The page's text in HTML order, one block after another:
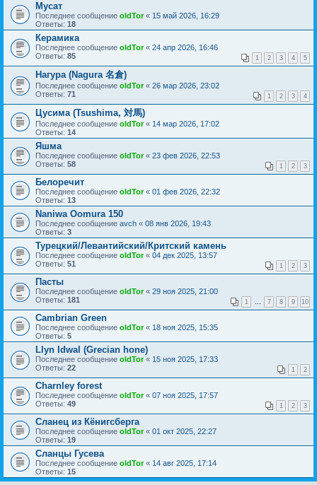
Мусат
Последнее сообщение oldTor« 15 май 2026, 16:29
Ответы: 18
Керамика
Последнее сообщение oldTor« 24 апр 2026, 16:46
Ответы: 85 1 2 3 4 5
Нагура (Nagura 名倉)
Последнее сообщение oldTor« 26 мар 2026, 23:02
Ответы: 71 1 2 3 4
Цусима (Tsushima, 対馬)
Последнее сообщение oldTor« 14 мар 2026, 17:02
Ответы: 14
Яшма
Последнее сообщение oldTor« 23 фев 2026, 22:53
Ответы: 58 1 2 3
Белоречит
Последнее сообщение oldTor« 01 фев 2026, 22:32
Ответы: 13
Naniwa Oomura 150
Последнее сообщение avch « 08 янв 2026, 19:43
Ответы: 3
Турецкий/Левантийский/Критский камень
Последнее сообщение oldTor« 04 дек 2025, 13:57
Ответы: 51 1 2 3
Пасты
Последнее сообщение oldTor« 29 ноя 2025, 21:00
Ответы: 181 1 … 7 8 9 10
Cambrian Green
Последнее сообщение oldTor« 18 ноя 2025, 15:35
Ответы: 5
Llyn Idwal (Grecian hone)
Последнее сообщение oldTor« 15 ноя 2025, 17:33
Ответы: 22 1 2
Charnley forest
Последнее сообщение oldTor« 07 ноя 2025, 17:57
Ответы: 49 1 2 3
Сланец из Кёнигсберга
Последнее сообщение oldTor« 01 окт 2025, 22:27
Ответы: 19
Сланцы Гусева
Последнее сообщение oldTor« 14 авг 2025, 17:14
Ответы: 15